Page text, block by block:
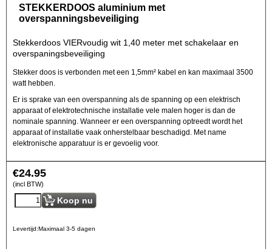
STEKKERDOOS aluminium met
overspanningsbeveiliging
Stekkerdoos VIERvoudig wit 1,40 meter met schakelaar en
overspaningsbeveiliging
Stekker doos is verbonden met een 1,5mm² kabel en kan maximaal 3500
watt hebben.
Er is sprake van een overspanning als de spanning op een elektrisch
apparaat of elektrotechnische installatie vele malen hoger is dan de
nominale spanning. Wanneer er een overspanning optreedt wordt het
apparaat of installatie vaak onherstelbaar beschadigd. Met name
elektronische apparatuur is er gevoelig voor.
€24.95
(incl BTW)
Koop nu
Levertijd:Maximaal 3-5 dagen